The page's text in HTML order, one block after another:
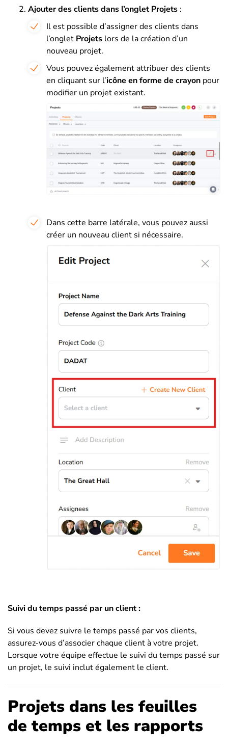
Ajouter des clients dans l’onglet Projets :
Il est possible d’assigner des clients dans
l’onglet Projets lors de la création d’un
nouveau projet.
Vous pouvez également attribuer des clients
en cliquant sur l’icône en forme de crayon pour
modifier un projet existant.
Dans cette barre latérale, vous pouvez aussi
créer un nouveau client si nécessaire.
Suivi du temps passé par un client :
Si vous devez suivre le temps passé par vos clients,
assurez-vous d’associer chaque client à votre projet.
Lorsque votre équipe effectue le suivi du temps passé sur
un projet, le suivi inclut également le client.
Projets dans les feuilles
de temps et les rapports